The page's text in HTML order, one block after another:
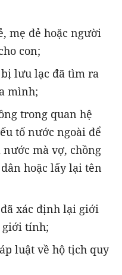
mẹ đẻ hoặc người
con;
lưu lạc đã tìm ra
mình;
trong quan hệ
tố nước ngoài để
mà vợ, chồng
hoặc lấy lại tên
xác định lại giới
giới tính;
luật về hộ tịch quy